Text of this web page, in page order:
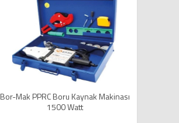
Bor-Mak PPRC Boru Kaynak Makinası
1500 Watt